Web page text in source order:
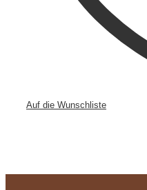
Auf die Wunschliste